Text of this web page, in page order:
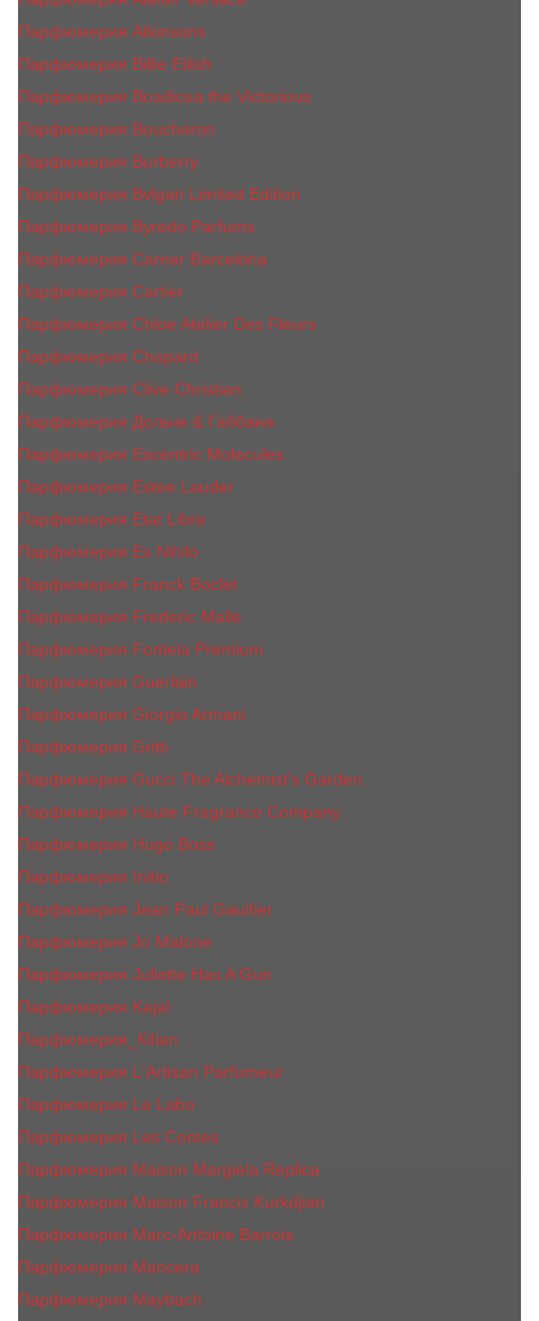
Парфюмерия Atkinsons
Парфюмерия Billie Eilish
Парфюмерия Boadicea the Victorious
Парфюмерия Boucheron
Парфюмерия Burberry
Парфюмерия Bvlgari Limited Edition
Парфюмерия Byredo Parfums
Парфюмерия Carner Barcelona
Парфюмерия Cartier
Парфюмерия Chloe Atelier Des Fleurs
Парфюмерия Сhopard
Парфюмерия Clive Christian
Парфюмерия Дольче & Габбана
Парфюмерия Escentric Molecules
Парфюмерия Estee Lаudеr
Парфюмерия Etat Libre
Парфюмерия Ex Nihilo
Парфюмерия Franck Boclet
Парфюмерия Frеderic Mаlle
Парфюмерия Fontela Premium
Парфюмерия Guerlain
Парфюмерия Giorgio Armani
Парфюмерия Gritti
Парфюмерия Gucci The Alchemist’s Garden.
Парфюмерия Haute Fragrance Company
Парфюмерия Hugo Boss
Парфюмерия Initio
Парфюмерия Jean Paul Gaultier
Парфюмерия Jо Malоnе
Парфюмерия Juliette Has A Gun
Парфюмерия Kajal
Парфюмерия_КiIiаn
Парфюмерия L'Artisan Parfumeur
Парфюмерия Le Labo
Парфюмерия Les Contes
Парфюмерия Maison Margiela Replica
Парфюмерия Maison Francis Kurkdjian
Парфюмерия Marc-Antoine Barrois
Парфюмерия Mancera
Парфюмерия Maybach